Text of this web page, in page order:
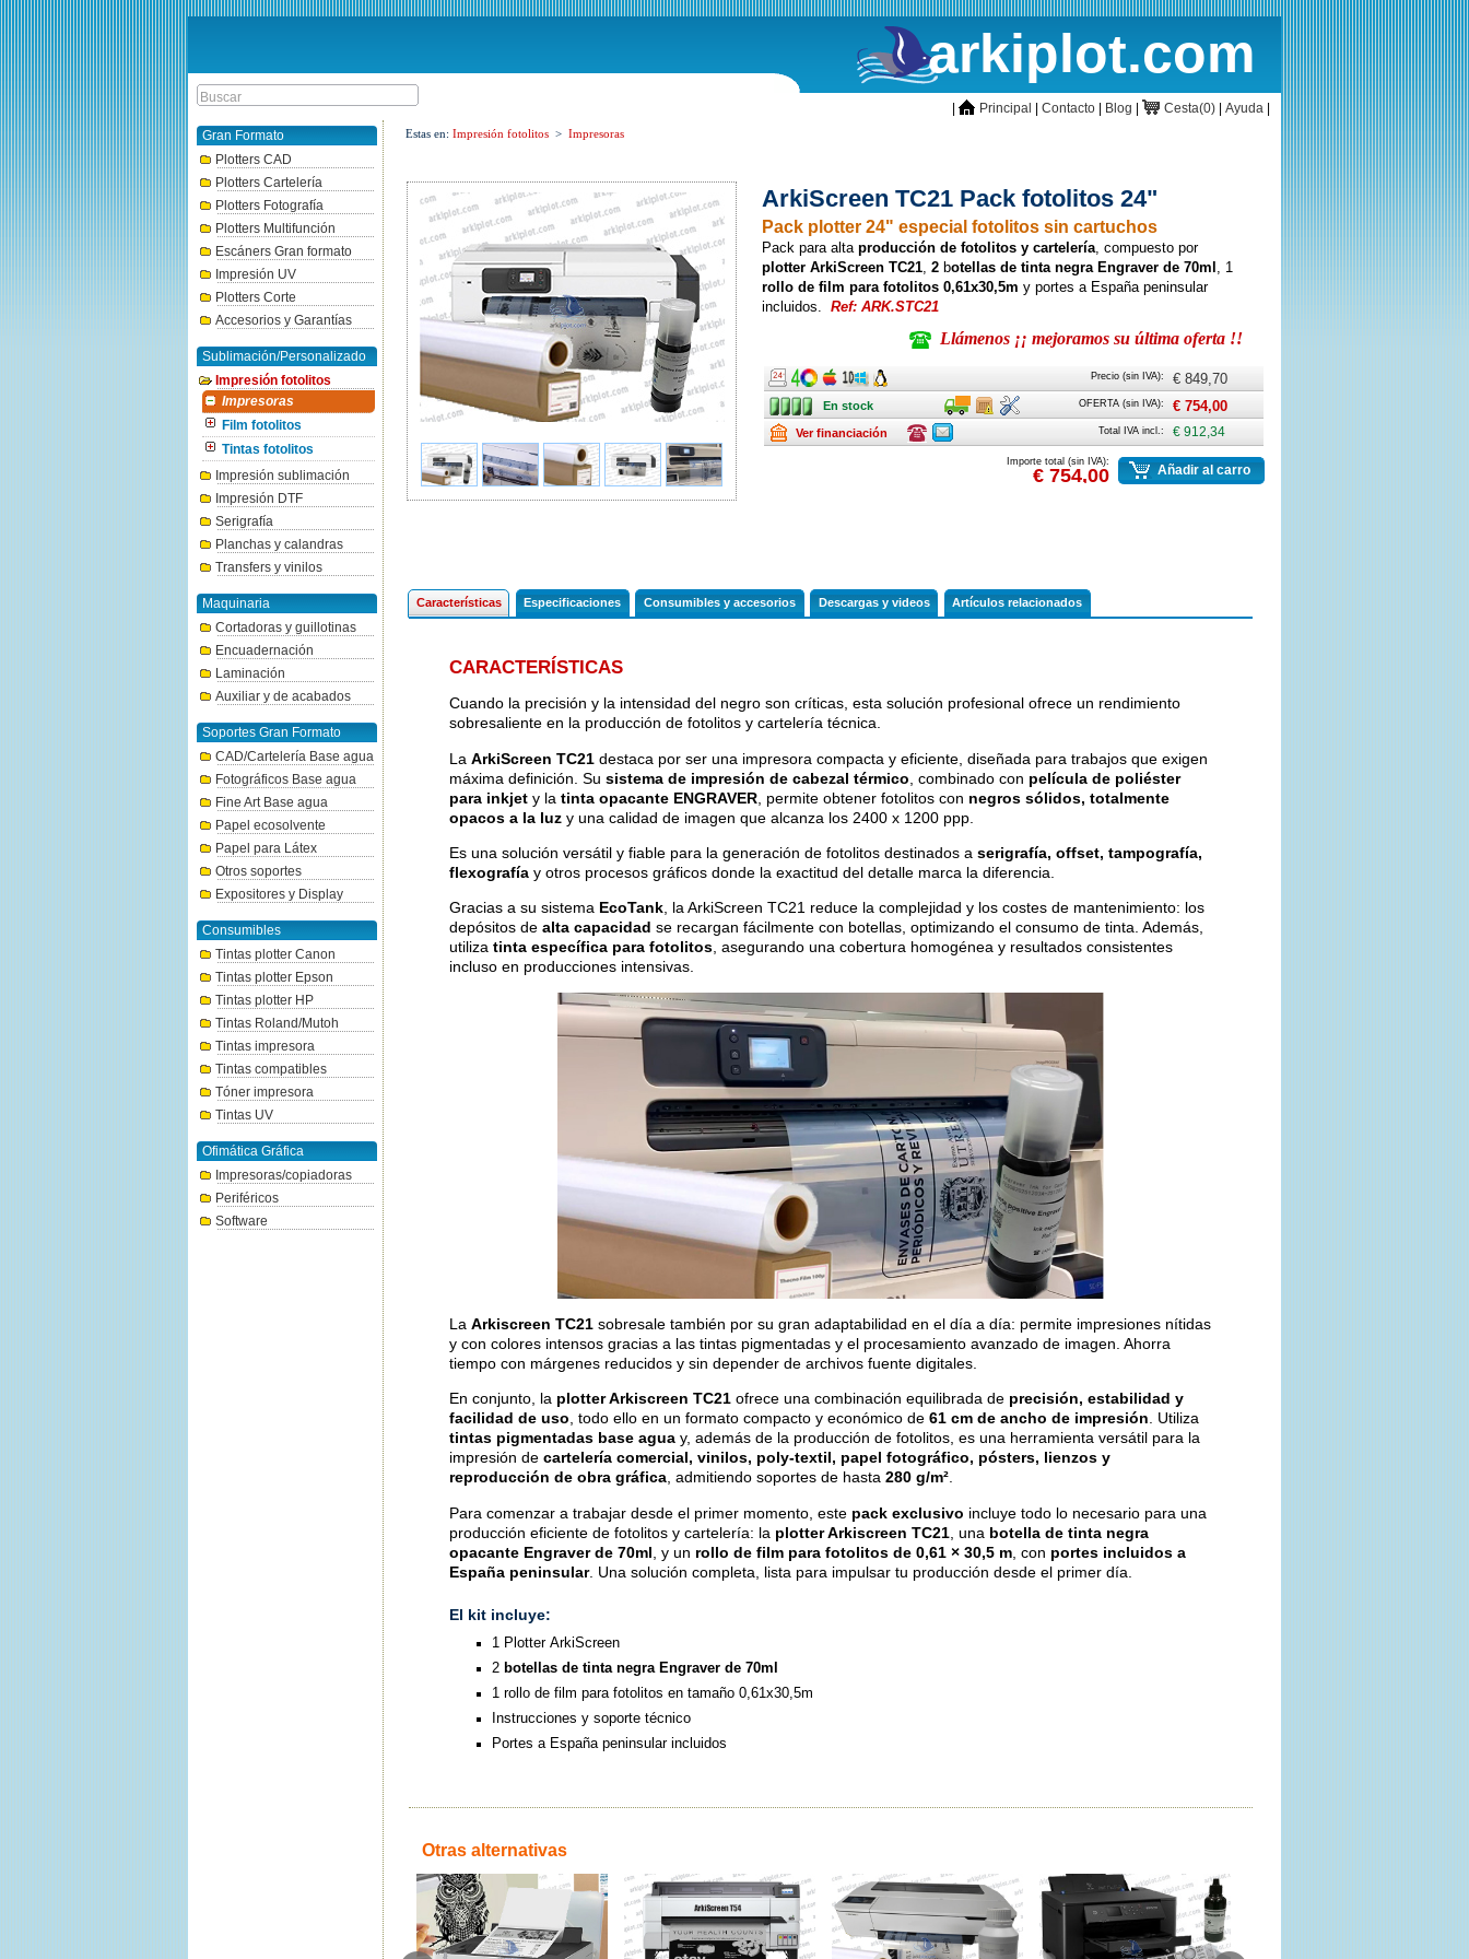
arkiplot.com
inicioPrincipal Contacto Blog CestaCesta(0) Ayuda
Gran Formato
Plotters CAD
Plotters Cartelería
Plotters Fotografía
Plotters Multifunción
Escáners Gran formato
Impresión UV
Plotters Corte
Accesorios y Garantías
Sublimación/Personalizado
Impresión fotolitos
Impresoras
Film fotolitos
Tintas fotolitos
Impresión sublimación
Impresión DTF
Serigrafía
Planchas y calandras
Transfers y vinilos
Maquinaria
Cortadoras y guillotinas
Encuadernación
Laminación
Auxiliar y de acabados
Soportes Gran Formato
CAD/Cartelería Base agua
Fotográficos Base agua
Fine Art Base agua
Papel ecosolvente
Papel para Látex
Otros soportes
Expositores y Display
Consumibles
Tintas plotter Canon
Tintas plotter Epson
Tintas plotter HP
Tintas Roland/Mutoh
Tintas impresora
Tintas compatibles
Tóner impresora
Tintas UV
Ofimática Gráfica
Impresoras/copiadoras
Periféricos
Software
Estas en: Impresión fotolitos > Impresoras
ArkiScreen TC21 Pack fotolitos 24"
Pack plotter 24" especial fotolitos sin cartuchos
Pack para alta producción de fotolitos y cartelería, compuesto por
plotter ArkiScreen TC21, 2botellas de tinta negra Engraver de 70ml , 1
rollo de film para fotolitos 0,61x30,5m y portes a España peninsular
incluidos. Ref: ARK.STC21
Llámenos ¡¡ mejoramos su última oferta !!
AnchoAncho AnchoAncho Ancho Precio (sin IVA): € 849,70
En stock En stock Transporte
Caja Instalación OFERTA (sin IVA): € 754,00
RentingVer financiación
Consulte
ofertas
Consulte
ofertas
Total IVA incl.: € 912,34
Importe total (sin IVA):
€ 754,00 Añadir al carro
Características Especificaciones Consumibles y accesorios Descargas y videos Artículos relacionados
CARACTERÍSTICAS
Cuando la precisión y la intensidad del negro son críticas, esta solución profesional ofrece un rendimiento
sobresaliente en la producción de fotolitos y cartelería técnica.
La ArkiScreen TC21destaca por ser una impresora compacta y eficiente, diseñada para trabajos que exigen
máxima definición. Su sistema de impresión de cabezal térmico , combinado con película de poliéster
para inkjety la tinta opacante ENGRAVER, permite obtener fotolitos con negros sólidos, totalmente
opacos a la luzy una calidad de imagen que alcanza los 2400 x 1200 ppp.
Es una solución versátil y fiable para la generación de fotolitos destinados a serigrafía, offset, tampografía,
flexografíay otros procesos gráficos donde la exactitud del detalle marca la diferencia.
Gracias a su sistema EcoTank, la ArkiScreen TC21 reduce la complejidad y los costes de mantenimiento: los
depósitos de alta capacidad se recargan fácilmente con botellas, optimizando el consumo de tinta. Además,
utiliza tinta específica para fotolitos, asegurando una cobertura homogénea y resultados consistentes
incluso en producciones intensivas.
La Arkiscreen TC21sobresale también por su gran adaptabilidad en el día a día: permite impresiones nítidas
y con colores intensos gracias a las tintas pigmentadas y el procesamiento avanzado de imagen. Ahorra
tiempo con márgenes reducidos y sin depender de archivos fuente digitales.
En conjunto, la plotter Arkiscreen TC21ofrece una combinación equilibrada de precisión, estabilidad y
facilidad de uso, todo ello en un formato compacto y económico de 61 cm de ancho de impresión. Utiliza
tintas pigmentadas base aguay, además de la producción de fotolitos, es una herramienta versátil para la
impresión de cartelería comercial, vinilos, poly-textil, papel fotográfico, pósters, lienzos y
reproducción de obra gráfica, admitiendo soportes de hasta 280 g/m².
Para comenzar a trabajar desde el primer momento, este pack exclusivo incluye todo lo necesario para una
producción eficiente de fotolitos y cartelería: la plotter Arkiscreen TC21, una botella de tinta negra
opacante Engraver de 70ml , y un rollo de film para fotolitos de 0,61 × 30,5 m, con portes incluidos a
España peninsular. Una solución completa, lista para impulsar tu producción desde el primer día.
El kit incluye:
1 Plotter ArkiScreen
2 botellas de tinta negra Engraver de 70ml
1 rollo de film para fotolitos en tamaño 0,61x30,5m
Instrucciones y soporte técnico
Portes a España peninsular incluidos
Otras alternativas